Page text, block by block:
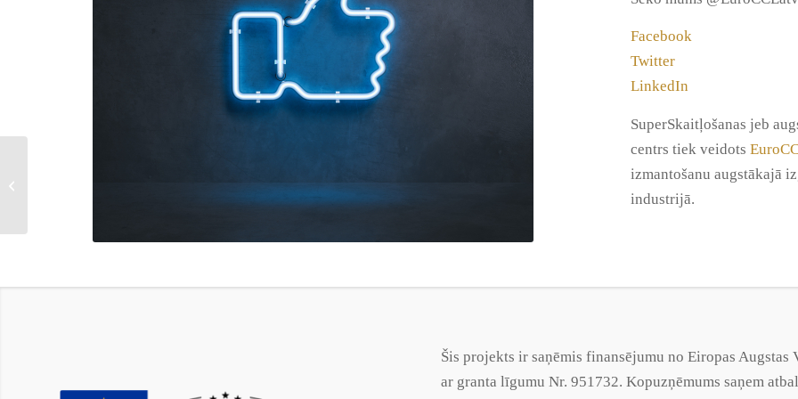
Facebook
Twitter
LinkedIn
SuperSkaitļošanas jeb
centrs tiek veidots
izmantošanu augstākajā
industrijā.
Šis projekts ir saņēmis finansējumu no Eiropas Augstas
ar granta līgumu Nr. 951732. Kopuzņēmums saņem